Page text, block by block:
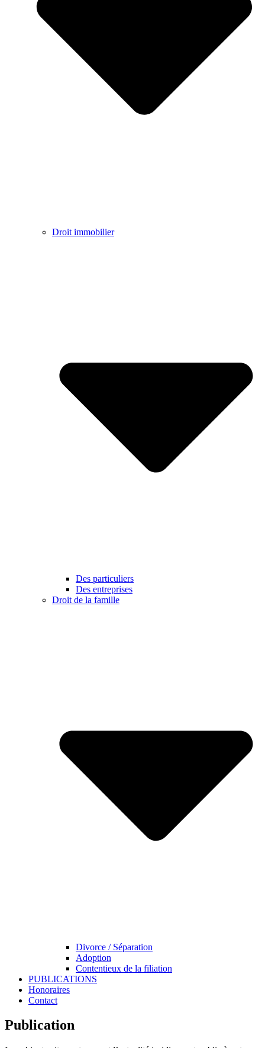
Droit immobilier
Des particuliers
Des entreprises
Droit de la famille
Divorce / Séparation
Adoption
Contentieux de la filiation
PUBLICATIONS
Honoraires
Contact
Publication